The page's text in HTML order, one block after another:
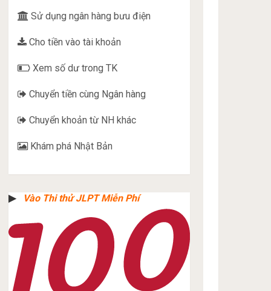
Sử dụng ngân hàng bưu điện
Cho tiền vào tài khoản
Xem số dư trong TK
Chuyển tiền cùng Ngân hàng
Chuyển khoản từ NH khác
Khám phá Nhật Bản
▶︎ Vào Thi thử JLPT Miễn Phí